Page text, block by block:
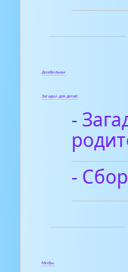
Диафильмы
Загадки для детей
-
-
Мифы